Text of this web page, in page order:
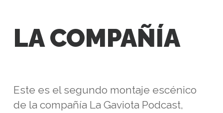
LA COMPAÑÍA
Este es el segundo montaje escénico
de la compañía La Gaviota Podcast,